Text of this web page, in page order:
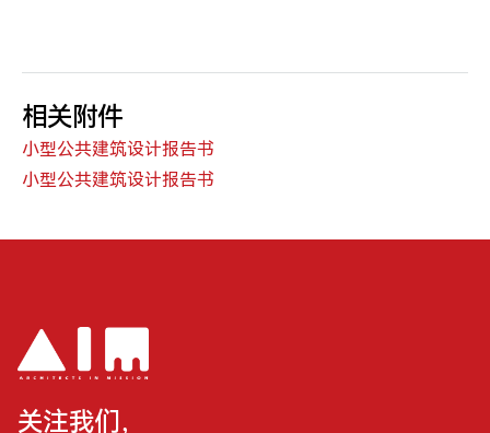
相关附件
小型公共建筑设计报告书
小型公共建筑设计报告书
关注我们，